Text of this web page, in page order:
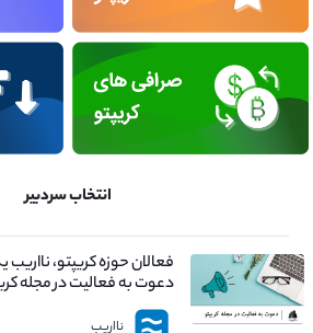
انتخاب سردبیر
فعالان حوزه کریپتو،
دعوت به فعالیت در مجله
نااریب